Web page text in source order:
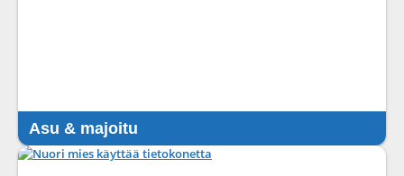
Asu & majoitu